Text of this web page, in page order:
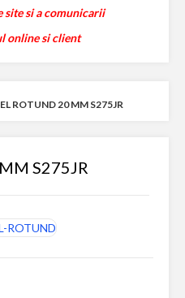
site si a comunicarii
online si client
ROTUND 20 MM S275JR
S275JR